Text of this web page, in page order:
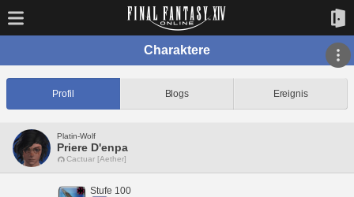
Charaktere
Profil Blogs Ereignis
Platin-Wolf
Priere D'enpa
Cactuar [Aether]
Stufe 100